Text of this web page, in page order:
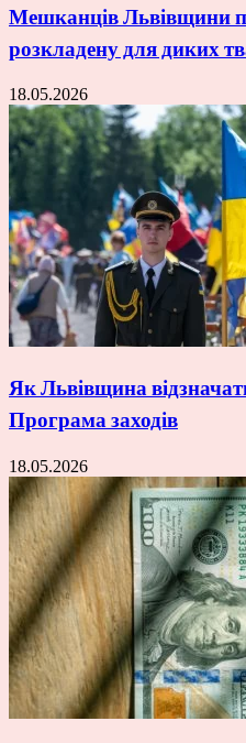
Мешканців Львівщини
розкладену для диких
18.05.2026
Як Львівщина
Програма заходів
18.05.2026